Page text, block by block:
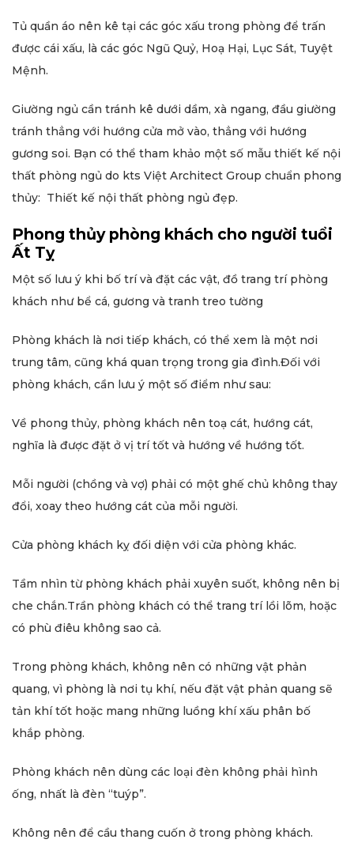
Tủ quần áo nên kê tại các góc xấu trong phòng để trấn
được cái xấu, là các góc Ngũ Quỷ, Hoạ Hại, Lục Sát, Tuyệt
Mệnh.
Giường ngủ cần tránh kê dưới dầm, xà ngang, đầu giường
tránh thẳng với hướng cửa mở vào, thẳng với hướng
gương soi. Bạn có thể tham khảo một số mẫu thiết kế nội
thất phòng ngủ do kts Việt Architect Group chuẩn phong
thủy: Thiết kế nội thất phòng ngủ đẹp.
Phong thủy phòng khách cho người tuổi
Ất Tỵ
Một số lưu ý khi bố trí và đặt các vật, đồ trang trí phòng
khách như bể cá, gương và tranh treo tường
Phòng khách là nơi tiếp khách, có thể xem là một nơi
trung tâm, cũng khá quan trọng trong gia đình.Đối với
phòng khách, cần lưu ý một số điểm như sau:
Về phong thủy, phòng khách nên toạ cát, hướng cát,
nghĩa là được đặt ở vị trí tốt và hướng về hướng tốt.
Mỗi người (chồng và vợ) phải có một ghế chủ không thay
đổi, xoay theo hướng cát của mỗi người.
Cửa phòng khách kỵ đối diện với cửa phòng khác.
Tầm nhìn từ phòng khách phải xuyên suốt, không nên bị
che chắn.Trần phòng khách có thể trang trí lồi lõm, hoặc
có phù điêu không sao cả.
Trong phòng khách, không nên có những vật phản
quang, vì phòng là nơi tụ khí, nếu đặt vật phản quang sẽ
tản khí tốt hoặc mang những luồng khí xấu phân bố
khắp phòng.
Phòng khách nên dùng các loại đèn không phải hình
ống, nhất là đèn “tuýp”.
Không nên để cầu thang cuốn ở trong phòng khách.